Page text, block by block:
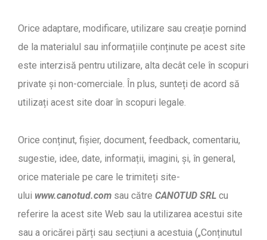
Orice adaptare, modificare, utilizare sau creație pornind
de la materialul sau informațiile conținute pe acest site
este interzisă pentru utilizare, alta decât cele în scopuri
private și non-comerciale. În plus, sunteți de acord să
utilizați acest site doar în scopuri legale.
Orice conținut, fișier, document, feedback, comentariu,
sugestie, idee, date, informații, imagini, și, în general,
orice materiale pe care le trimiteți site-
ului www.canotud.com sau către CANOTUD SRL cu
referire la acest site Web sau la utilizarea acestui site
sau a oricărei părți sau secțiuni a acestuia („Conținutul